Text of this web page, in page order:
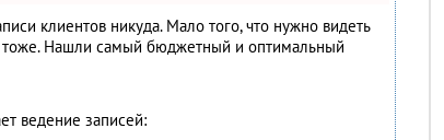
клиентов никуда. Мало того, что нужно видеть
тоже. Нашли самый бюджетный и оптимальный
ведение записей: